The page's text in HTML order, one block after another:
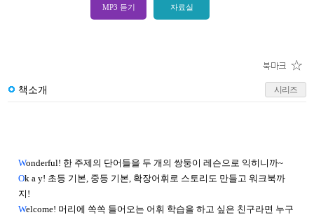
MP3 듣기 자료실
책소개 시리즈
Wonderful! 한 주제의 단어들을 두 개의 쌍둥이 레슨으로 익히니까~
Ok a y! 초등 기본, 중등 기본, 확장어휘로 스토리도 만들고 워크북까
지!
Welcome! 머리에 쏙쏙 들어오는 어휘 학습을 하고 싶은 친구라면 누구